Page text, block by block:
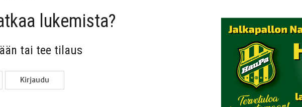
lukemista?
tai tee tilaus
Kir­jau­du